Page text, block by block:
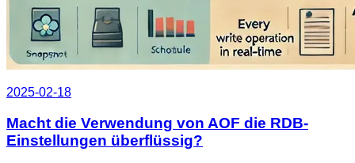
2025-02-18
Macht die Verwendung von AOF die RDB-
Einstellungen überflüssig?